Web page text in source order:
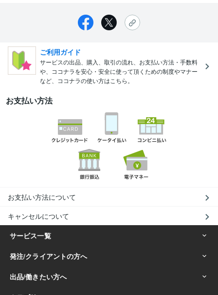
ご利用ガイド
サービスの出品、購入、取引の流れ、お支払い方法・手数料
や、ココナラを安心・安全に使って頂くための制度やマナー
など、ココナラの使い方はこちら。
お支払い方法
お支払い方法について
キャンセルについて